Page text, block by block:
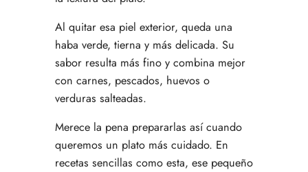
Al quitar esa piel exterior, queda una
haba verde, tierna y más delicada. Su
sabor resulta más fino y combina mejor
con carnes, pescados, huevos o
verduras salteadas.
Merece la pena prepararlas así cuando
queremos un plato más cuidado. En
recetas sencillas como esta, ese pequeño